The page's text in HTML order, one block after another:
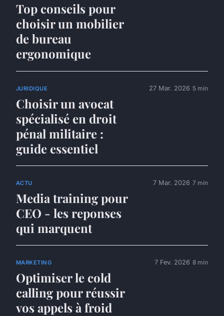
Top conseils pour
choisir un mobilier
de bureau
ergonomique
JURIDIQUE
Choisir un avocat
spécialisé en droit
pénal militaire :
guide essentiel
27 Mar. 2026 5 min
ACTU
Media training pour
CEO - les reponses
qui marquent
7 Mar. 2026 7 min
MARKETING
Optimiser le cold
calling pour réussir
vos appels à froid
7 Fev. 2026 8 min